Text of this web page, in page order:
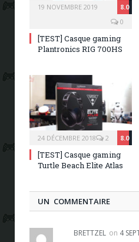
19 NOVEMBRE 2019
8.0
0
[TEST] Casque gaming
Plantronics RIG 700HS
24 DÉCEMBRE 2018 8.0
2
[TEST] Casque gaming
Turtle Beach Elite Atlas
UN COMMENTAIRE
BRETTZEL on 4